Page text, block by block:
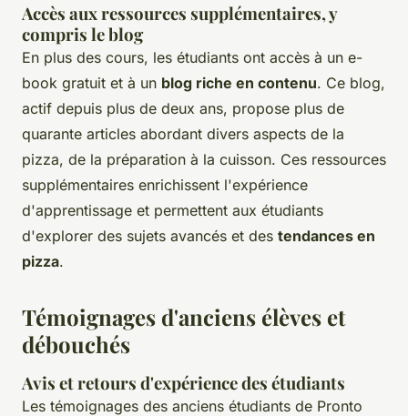
Accès aux ressources supplémentaires, y
compris le blog
En plus des cours, les étudiants ont accès à un e-
book gratuit et à un blog riche en contenu. Ce blog,
actif depuis plus de deux ans, propose plus de
quarante articles abordant divers aspects de la
pizza, de la préparation à la cuisson. Ces ressources
supplémentaires enrichissent l'expérience
d'apprentissage et permettent aux étudiants
d'explorer des sujets avancés et des tendances en
pizza.
Témoignages d'anciens élèves et
débouchés
Avis et retours d'expérience des étudiants
Les témoignages des anciens étudiants de Pronto